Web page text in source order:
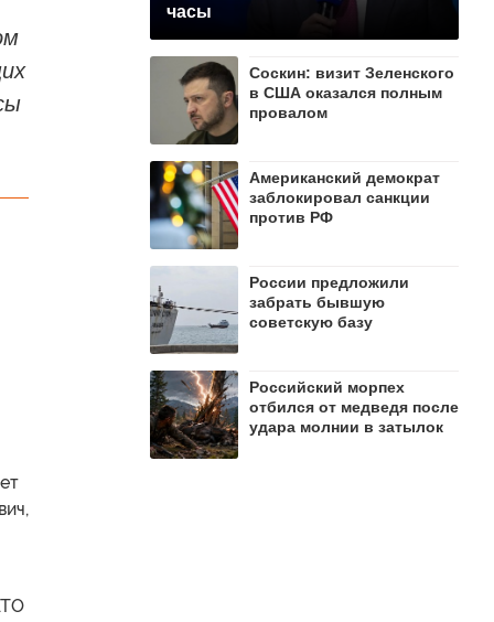
часы
Соскин: визит Зеленского
в США оказался полным
провалом
Американский демократ
заблокировал санкции
против РФ
России предложили
забрать бывшую
советскую базу
Российский морпех
отбился от медведя после
удара молнии в затылок